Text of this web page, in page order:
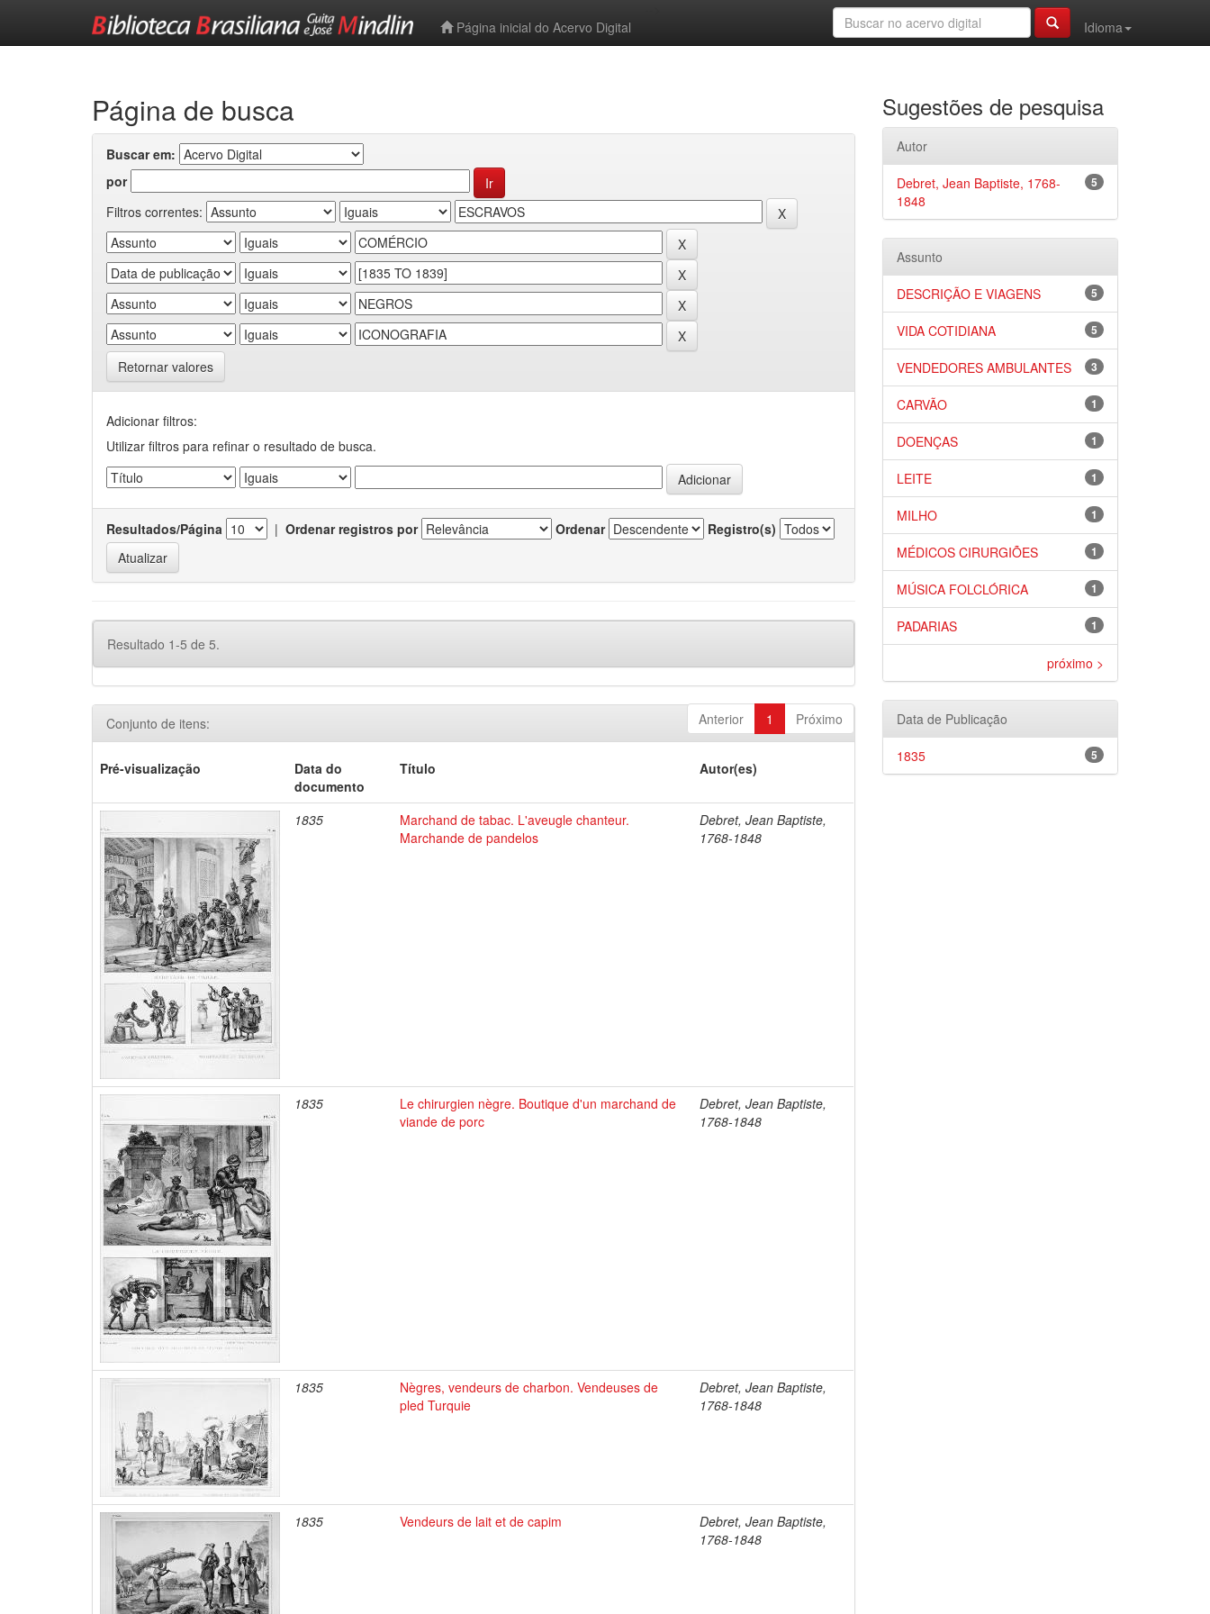
Página inicial do Acervo Digital
Idioma
Página de busca
Buscar em:
por
Filtros correntes:
Retornar valores
Adicionar filtros:
Utilizar filtros para refinar o resultado de busca.
Resultados/Página | Ordenar registros por Ordenar Registro(s)
Resultado 1-5 de 5.
Anterior 1 Próximo
Conjunto de itens:
Pré-visualização
Data do
documento
Título Autor(es)
1835
Marchand de tabac. L'aveugle chanteur.
Marchande de pandelos
Debret, Jean Baptiste,
1768-1848
1835
Le chirurgien nègre. Boutique d'un marchand de
viande de porc
Debret, Jean Baptiste,
1768-1848
1835
Nègres, vendeurs de charbon. Vendeuses de
pled Turquie
Debret, Jean Baptiste,
1768-1848
1835 Vendeurs de lait et de capim
Debret, Jean Baptiste,
1768-1848
Sugestões de pesquisa
Autor
5
Debret, Jean Baptiste, 1768-
1848
Assunto
5
DESCRIÇÃO E VIAGENS
5
VIDA COTIDIANA
3
VENDEDORES AMBULANTES
1
CARVÃO
1
DOENÇAS
1
LEITE
1
MILHO
1
MÉDICOS CIRURGIÕES
1
MÚSICA FOLCLÓRICA
1
PADARIAS
próximo >
Data de Publicação
5
1835